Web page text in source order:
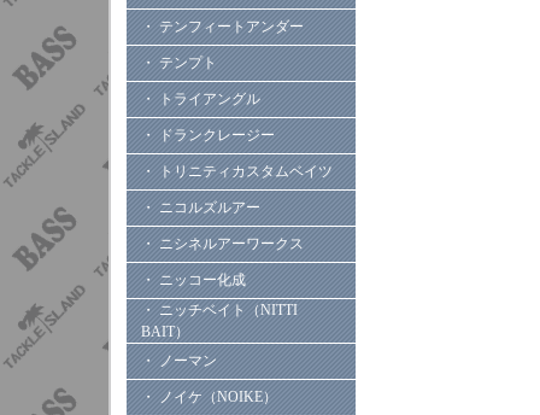
・ テンフィートアンダー
・ テンプト
・ トライアングル
・ ドランクレージー
・ トリニティカスタムベイツ
・ ニコルズルアー
・ ニシネルアーワークス
・ ニッコー化成
・ ニッチベイト（NITTI
BAIT）
・ ノーマン
・ ノイケ（NOIKE）